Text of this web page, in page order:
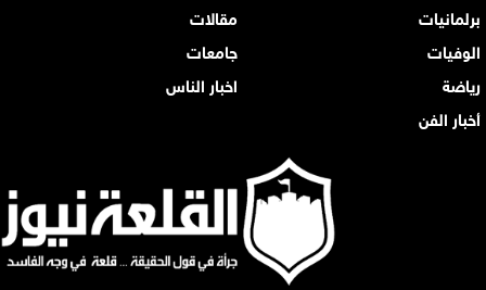
برلمانيات
مقالات
الوفيات
جامعات
رياضة
اخبار الناس
أخبار الفن